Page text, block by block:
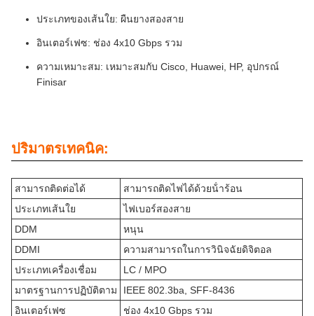
ประเภทของเส้นใย: ผืนยางสองสาย
อินเตอร์เฟซ: ช่อง 4x10 Gbps รวม
ความเหมาะสม: เหมาะสมกับ Cisco, Huawei, HP, อุปกรณ์
Finisar
ปริมาตรเทคนิค:
สามารถติดต่อได้
สามารถติดไฟได้ด้วยน้ําร้อน
ประเภทเส้นใย
ไฟเบอร์สองสาย
DDM
หนุน
DDMI
ความสามารถในการวินิจฉัยดิจิตอล
ประเภทเครื่องเชื่อม
LC / MPO
มาตรฐานการปฏิบัติตาม
IEEE 802.3ba, SFF-8436
อินเตอร์เฟซ
ช่อง 4x10 Gbps รวม